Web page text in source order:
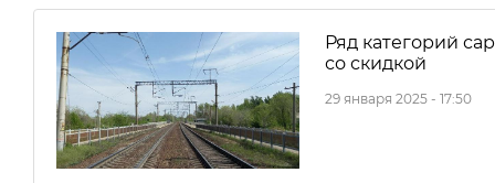
Ряд категорий
со скидкой
29 января 2025 - 17:50